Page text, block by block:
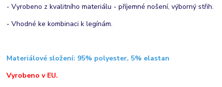
- Vyrobeno z kvalitního materiálu - příjemné nošení, výborný střih.
- Vhodné ke kombinaci k legínám.
Materiálové složení: 95% polyester, 5% elastan
Vyrobeno v EU.